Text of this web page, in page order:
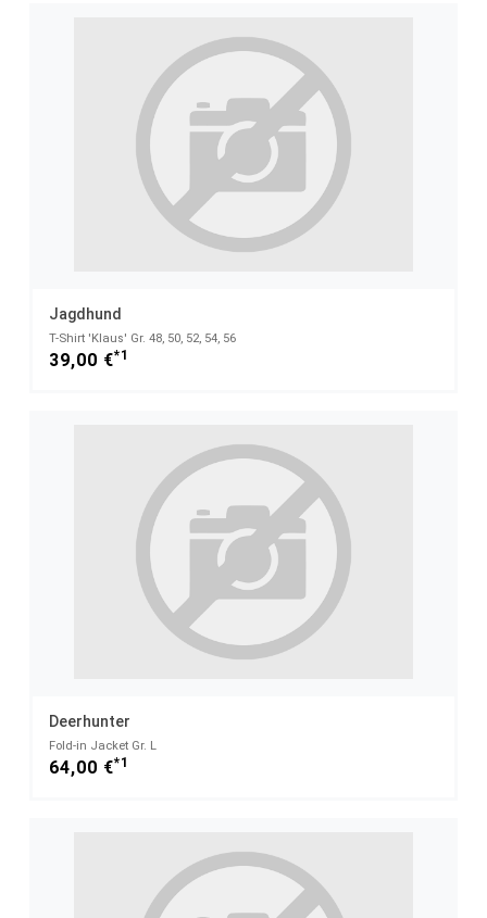
Jagdhund
T-Shirt 'Klaus' Gr. 48, 50, 52, 54, 56
39,00 €*1
Deerhunter
Fold-in Jacket Gr. L
64,00 €*1